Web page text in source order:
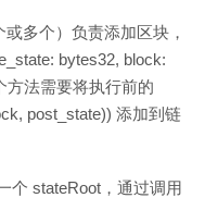
多个）负责添加区块，
bytes32, block:
方法需要将执行前的
post_state)) 添加到链
个 stateRoot，通过调用